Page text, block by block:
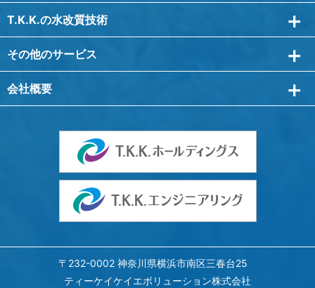
T.K.K.の水改質技術
その他のサービス
会社概要
〒232-0002 神奈川県横浜市南区三春台25
ティーケイケイエボリューション株式会社